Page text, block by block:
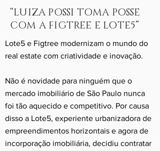
“LUIZA POSSI TOMA POSSE
COM A FIGTREE E LOTE5”
Lote5 e Figtree modernizam o mundo do
real estate com criatividade e inovação.
Não é novidade para ninguém que o
mercado imobiliário de São Paulo nunca
foi tão aquecido e competitivo. Por causa
disso a Lote5, experiente urbanizadora de
empreendimentos horizontais e agora de
incorporação imobiliária, decidiu contratar